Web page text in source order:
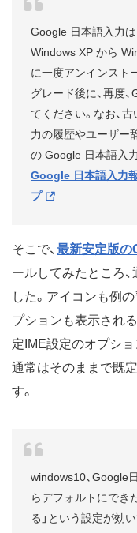
Google 日本語入力
Windows XP から
に一度アンインスト
グレード後に、再度
てください。なお、
力の履歴やユーザー
の Google 日本語入
Google 日本語入力
プ
そこで、 最新安定版の
ールしてみたところ
した。アイコンも例
プションも表示され
定IME設定のオプショ
通常はそのままで既
す。
windows10、Google
らデフォルトにでき
る」という設定が効